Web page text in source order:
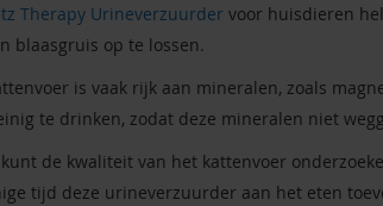
Therapy Urineverzuurdervoor huisdieren
blaasgruis op te lossen.
is vaak rijk aan mineralen, zoals
te drinken, zodat deze mineralen niet
kunt de kwaliteit van het kattenvoer
tijd deze urineverzuurder aan het eten